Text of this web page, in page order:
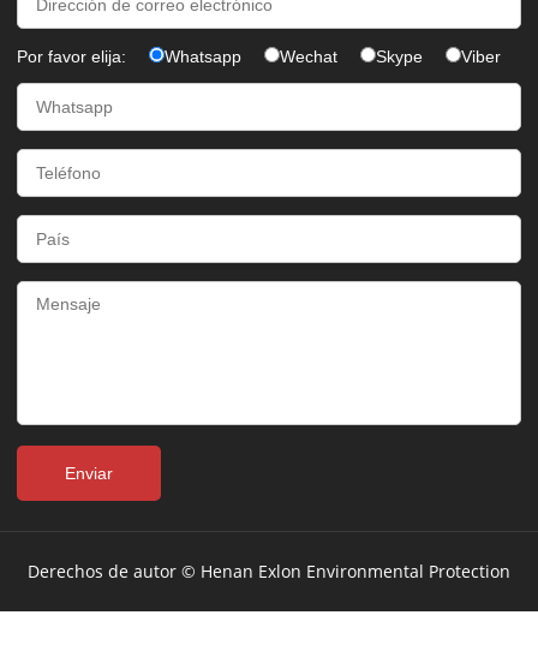
Por favor elija: Whatsapp Wechat Skype Viber
Derechos de autor © Henan Exlon Environmental Protection